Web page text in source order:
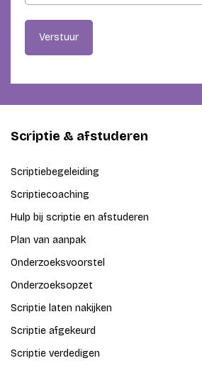
Verstuur
Scriptie & afstuderen
Scriptiebegeleiding
Scriptiecoaching
Hulp bij scriptie en afstuderen
Plan van aanpak
Onderzoeksvoorstel
Onderzoeksopzet
Scriptie laten nakijken
Scriptie afgekeurd
Scriptie verdedigen